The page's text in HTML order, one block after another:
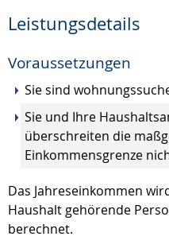
Leistungsdetails
Voraussetzungen
Sie sind
Sie und Ihre
überschreiten die
Einkommensgrenze
Das Jahreseinkommen
Haushalt gehörende
berechnet.